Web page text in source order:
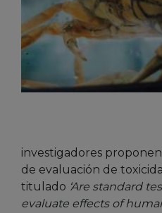
investigadores
de evaluación de
titulado ‘Are standard
evaluate effects of